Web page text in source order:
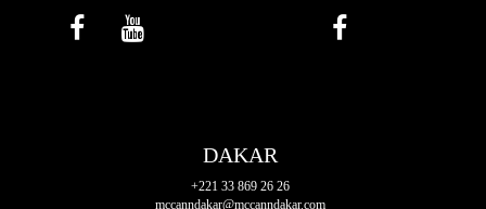
DAKAR
+221 33 869 26 26
mccanndakar@mccanndakar.com